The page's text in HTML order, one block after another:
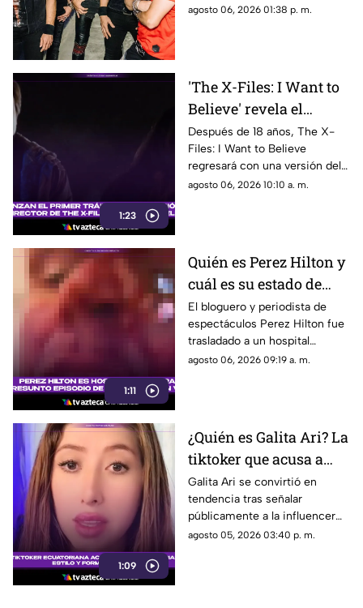
Chihuahua como parte de su
agosto 06, 2026 01:38 p. m.
1:23
'The X-Files: I Want to
Believe' revela el
primer tráiler de su
versión del director
con un enfoque más
oscuro
Después de 18 años, The X-
Files: I Want to Believe
regresará con una versión del
director que promete mostrar
agosto 06, 2026 10:10 a. m.
1:11
Quién es Perez Hilton y
cuál es su estado de
salud actual tras ser
hospitalizado
El bloguero y periodista de
espectáculos Perez Hilton fue
trasladado a un hospital
después de que una
agosto 06, 2026 09:19 a. m.
1:09
¿Quién es Galita Ari? La
tiktoker que acusa a
Roro de copiar su
contenido y
personalidad
Galita Ari se convirtió en
tendencia tras señalar
públicamente a la influencer
española Roro por un presunto
agosto 05, 2026 03:40 p. m.